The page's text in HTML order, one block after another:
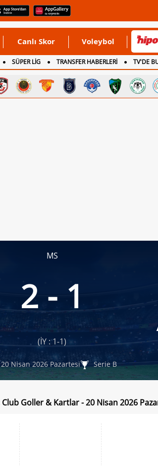
Canlı Skor Voleybol
SÜPER LİG TRANSFER HABERLERİ TV'DE
MS
2 - 1
(İY : 1-1)
Nisan 2026 Pazartesi Serie B
Goller & Kartlar - 20 Nisan 2026